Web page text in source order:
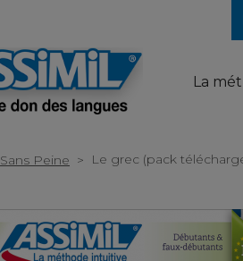
La
Sans Peine > Le grec (pack